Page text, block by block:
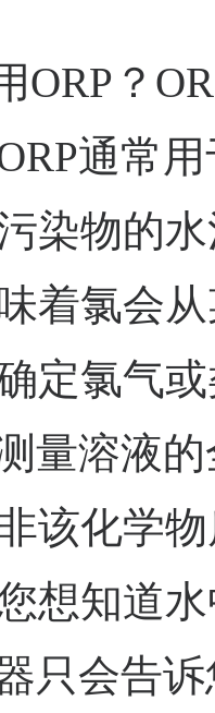
ORP？
通常
染物的
着氯会
定氯气
量溶液
该化学
想知道
只会告